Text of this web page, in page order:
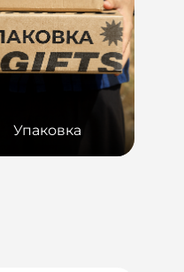
Упаковка